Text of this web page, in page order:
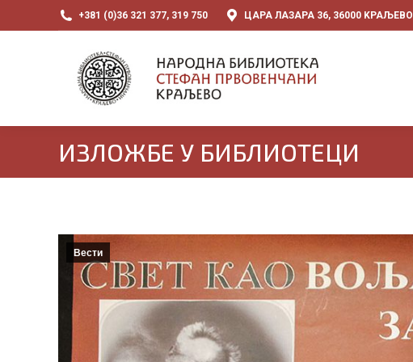
+381 (0)36 321 377, 319 750 ЦАРА ЛАЗАРА 36, 36000 KРАЉЕВО
ИЗЛОЖБЕ У БИБЛИОТЕЦИ
Вести